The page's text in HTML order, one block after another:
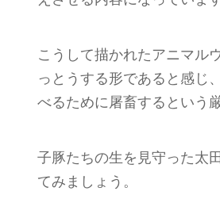
こうして描かれたアニマル
っとうする形であると感じ
べるために屠畜するという
子豚たちの生を見守った太
てみましょう。